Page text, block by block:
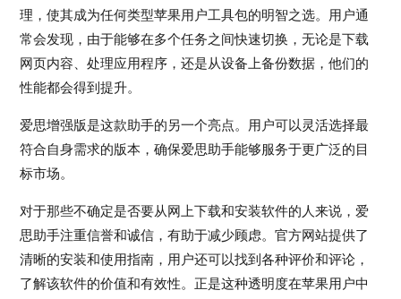
理，使其成为任何类型苹果用户工具包的明智之选。用户通
常会发现，由于能够在多个任务之间快速切换，无论是下载
网页内容、处理应用程序，还是从设备上备份数据，他们的
性能都会得到提升。
爱思增强版是这款助手的另一个亮点。用户可以灵活选择最
符合自身需求的版本，确保爱思助手能够服务于更广泛的目
标市场。
对于那些不确定是否要从网上下载和安装软件的人来说，爱
思助手注重信誉和诚信，有助于减少顾虑。官方网站提供了
清晰的安装和使用指南，用户还可以找到各种评价和评论，
了解该软件的价值和有效性。正是这种透明度在苹果用户中